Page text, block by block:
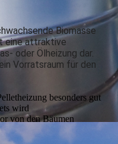
Biomasse
eine attraktive
oder Ölheizung dar.
Vorratsraum für den
besonders gut
wird
von den Bäumen